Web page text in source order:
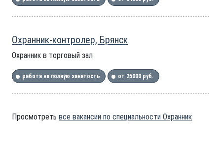
Охранник-контролер, Брянск
Охранник в торговый зал
работа на полную занятость от 25000 руб.
Просмотреть все вакансии по специальности Охранник